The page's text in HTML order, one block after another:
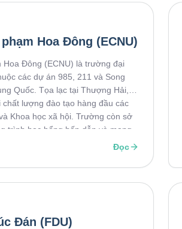
Hoa Đông (ECNU)
Hoa Đông (ECNU) là trường đại
các dự án 985, 211 và Song
Quốc. Tọa lạc tại Thượng Hải,
chất lượng đào tạo hàng đầu các
Khoa học xã hội. Trường còn sở
trình học bổng hấp dẫn và mạng
khắp, trở thành điểm đến lý tưởng
Đọc
Đán (FDU)